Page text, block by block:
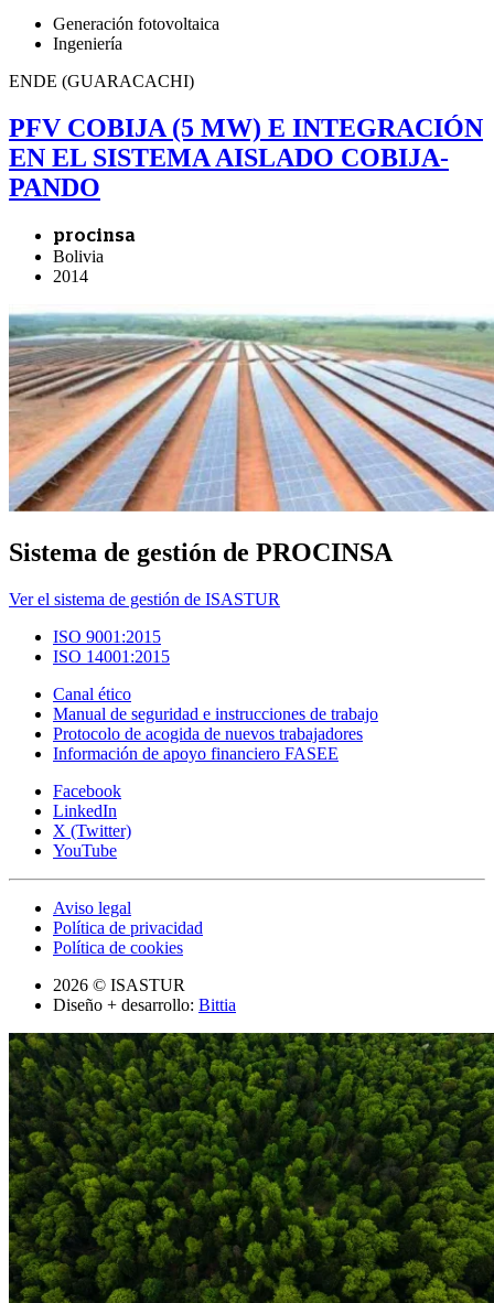
Generación fotovoltaica
Ingeniería
ENDE (GUARACACHI)
PFV COBIJA (5 MW) E INTEGRACIÓN
EN EL SISTEMA AISLADO COBIJA-
PANDO
procinsa
Bolivia
2014
Sistema de gestión de PROCINSA
Ver el sistema de gestión de ISASTUR
ISO 9001:2015
ISO 14001:2015
Canal ético
Manual de seguridad e instrucciones de trabajo
Protocolo de acogida de nuevos trabajadores
Información de apoyo financiero FASEE
Facebook
LinkedIn
X (Twitter)
YouTube
Aviso legal
Política de privacidad
Política de cookies
2026 © ISASTUR
Diseño + desarrollo: Bittia